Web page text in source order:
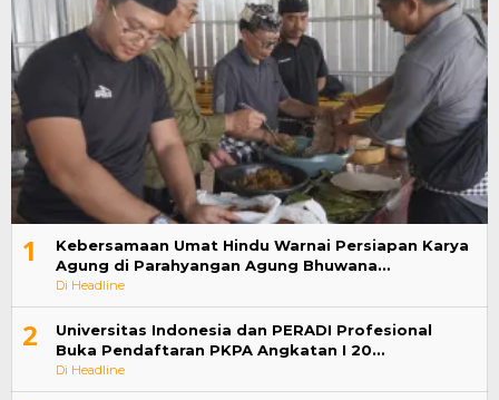
1
Kebersamaan Umat Hindu Warnai Persiapan Karya
Agung di Parahyangan Agung Bhuwana…
Di Headline
2
Universitas Indonesia dan PERADI Profesional
Buka Pendaftaran PKPA Angkatan I 20…
Di Headline